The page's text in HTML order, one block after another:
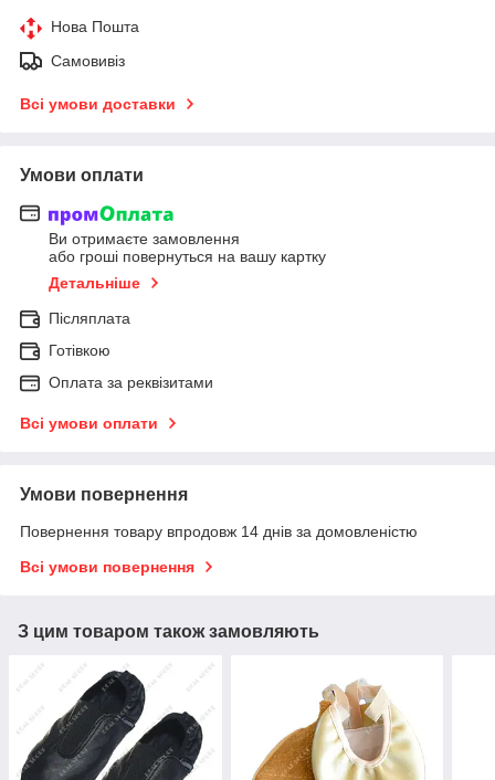
Нова Пошта
Самовивіз
Всі умови доставки
Умови оплати
Ви отримаєте замовлення
або гроші повернуться на вашу картку
Детальніше
Післяплата
Готівкою
Оплата за реквізитами
Всі умови оплати
Умови повернення
Повернення товару впродовж 14 днів за домовленістю
Всі умови повернення
З цим товаром також замовляють